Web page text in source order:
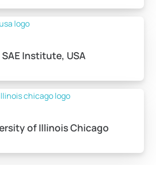
SAE Institute, USA
of Illinois Chicago